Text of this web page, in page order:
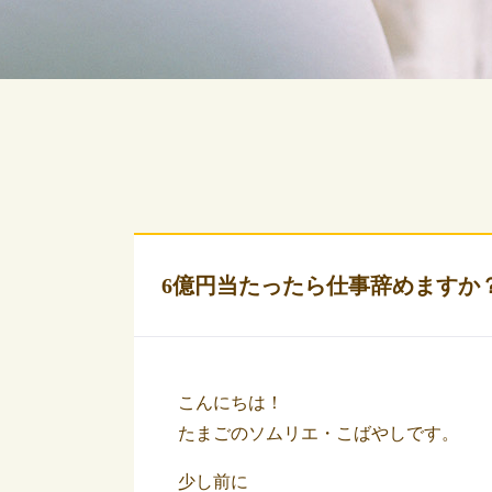
6億円当たったら仕事辞めますか
こんにちは！
たまごのソムリエ・こばやしです。
少し前に